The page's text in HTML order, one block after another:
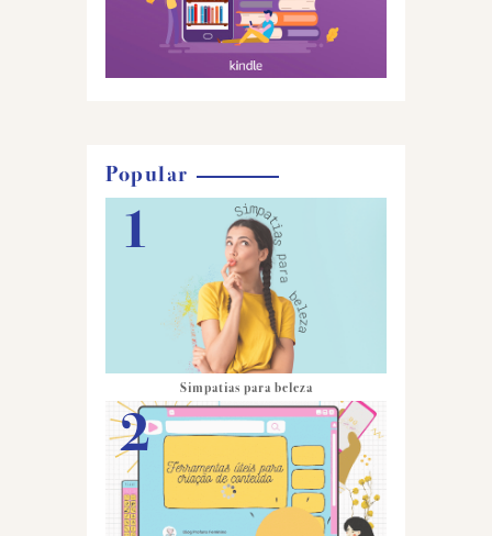
Popular
Simpatias para beleza